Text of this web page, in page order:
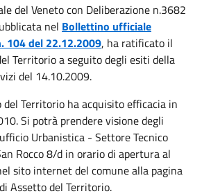
del Veneto con Deliberazione n.3682
nel Bollettino ufficiale
104 del 22.12.2009, ha ratificato il
Territorio a seguito degli esiti della
del 14.10.2009.
del Territorio ha acquisito efficacia in
Si potrà prendere visione degli
Urbanistica - Settore Tecnico
Rocco 8/d in orario di apertura al
sito internet del comune alla pagina
Assetto del Territorio.